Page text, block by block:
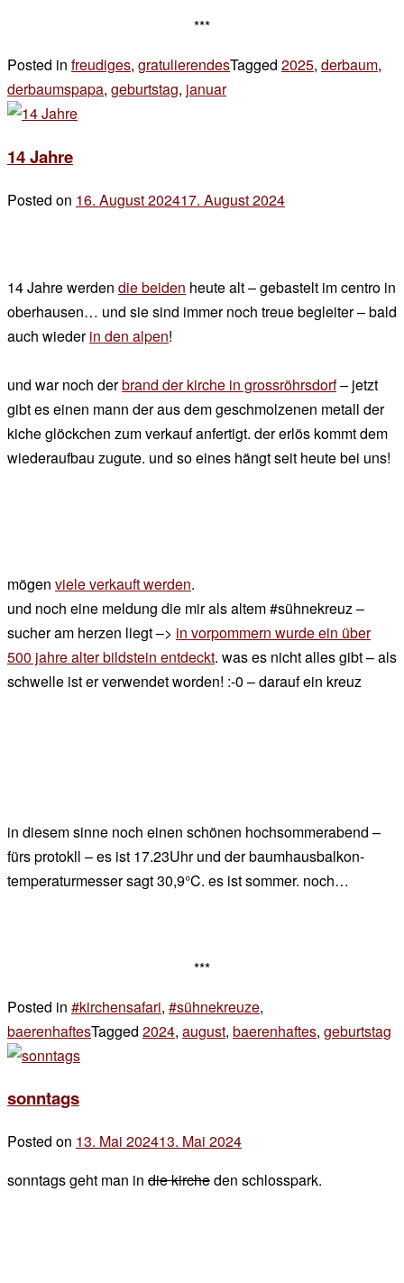
***
Posted in freudiges, gratulierendesTagged 2025, derbaum,
derbaumspapa, geburtstag, januar11 Kommentare
14 Jahre
Posted on 16. August 202417. August 2024
14 Jahre werden die beiden heute alt – gebastelt im centro in
oberhausen… und sie sind immer noch treue begleiter – bald
auch wiederin den alpen!
und war noch derbrand der kirche in grossröhrsdorf– jetzt
gibt es einen mann der aus dem geschmolzenen metall der
kiche glöckchen zum verkauf anfertigt. der erlös kommt dem
wiederaufbau zugute. und so eines hängt seit heute bei uns!
mögen viele verkauft werden.
und noch eine meldung die mir als altem #sühnekreuz –
sucher am herzen liegt –> in vorpommern wurde ein über
500 jahre alter bildstein entdeckt. was es nicht alles gibt – als
schwelle ist er verwendet worden! :-0 – darauf ein kreuz
in diesem sinne noch einen schönen hochsommerabend –
fürs protokll – es ist 17.23Uhr und der baumhausbalkon-
temperaturmesser sagt 30,9°C. es ist sommer. noch…
***
Posted in #kirchensafari, #sühnekreuze,
baerenhaftesTagged 2024, august, baerenhaftes, geburtstag
sonntags
Posted on 13. Mai 202413. Mai 2024
chef
sonntags geht man in die kircheden schlosspark.